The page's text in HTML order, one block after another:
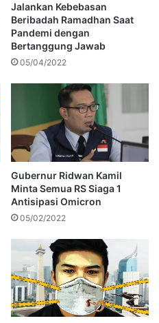
Jalankan Kebebasan
Beribadah Ramadhan Saat
Pandemi dengan
Bertanggung Jawab
05/04/2022
Gubernur Ridwan Kamil
Minta Semua RS Siaga 1
Antisipasi Omicron
05/02/2022